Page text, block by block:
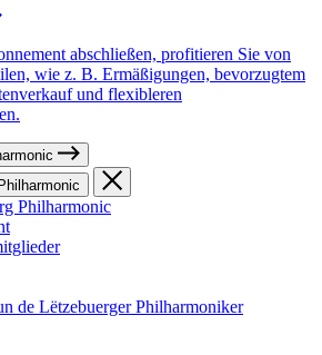
abschließen, profitieren Sie von
wie z. B. Ermäßigungen, bevorzugtem
und flexibleren
Philharmonic
de Lëtzebuerger Philharmoniker